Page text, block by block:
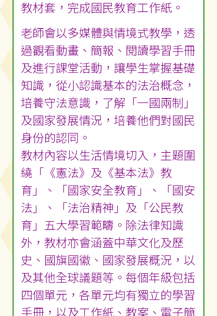
教材套，完成國民教育工作紙。
老師會以多媒體與情境式教學，透
過觀看動畫、簡報、閱讀學習手冊
及進行課堂活動，讓學生掌握基礎
知識，從小認識基本的法治概念，
培養守法意識，了解「一國兩制」
及國家發展情況，培養他們對國民
身份的認同。
教材內容以生活情境切入，主題圍
繞「《憲法》及《基本法》教
育」、「國家安全教育」、「國安
法」、「法治精神」及「公民教
育」五大學習範疇。除法律知識
外，教材亦會涵蓋中華文化及歷
史、國旗國徽、國家發展概況，以
及其他全球議題等。每個年級包括
四個單元，各單元均有獨立的學習
手冊，以及工作紙、教案、電子簡